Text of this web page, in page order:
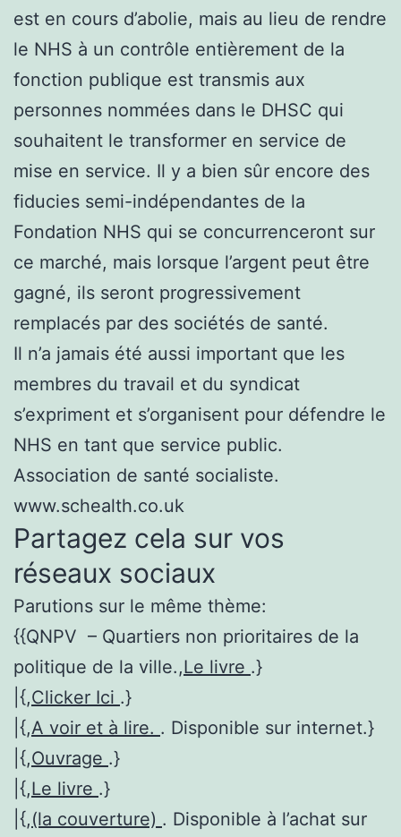
est en cours d’abolie, mais au lieu de rendre
le NHS à un contrôle entièrement de la
fonction publique est transmis aux
personnes nommées dans le DHSC qui
souhaitent le transformer en service de
mise en service. Il y a bien sûr encore des
fiducies semi-indépendantes de la
Fondation NHS qui se concurrenceront sur
ce marché, mais lorsque l’argent peut être
gagné, ils seront progressivement
remplacés par des sociétés de santé.
Il n’a jamais été aussi important que les
membres du travail et du syndicat
s’expriment et s’organisent pour défendre le
NHS en tant que service public.
Association de santé socialiste.
www.schealth.co.uk
Partagez cela sur vos
réseaux sociaux
Parutions sur le même thème:
{{QNPV – Quartiers non prioritaires de la
politique de la ville.,Le livre .}
|{,Clicker Ici .}
|{,A voir et à lire. . Disponible sur internet.}
|{,Ouvrage .}
|{,Le livre .}
|{,(la couverture) . Disponible à l’achat sur